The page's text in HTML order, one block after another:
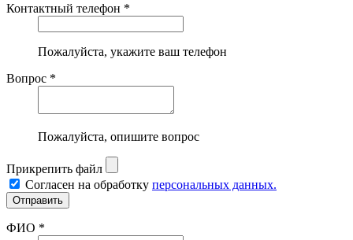
Контактный телефон *
Пожалуйста, укажите ваш телефон
Вопрос *
Пожалуйста, опишите вопрос
Прикрепить файл
Согласен на обработку персональных данных.
ФИО *